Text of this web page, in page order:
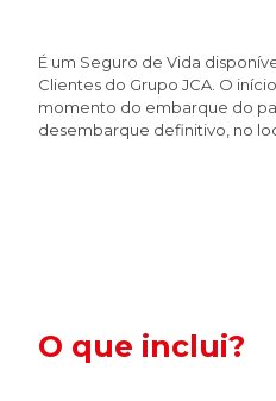
É um Seguro de Vida
Clientes do Grupo JCA. O
momento do embarque do
desembarque definitivo, no
O que inclui?